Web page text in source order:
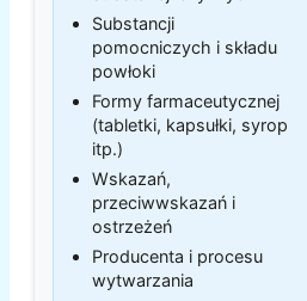
Substancji
pomocniczych i składu
powłoki
Formy farmaceutycznej
(tabletki, kapsułki, syrop
itp.)
Wskazań,
przeciwwskazań i
ostrzeżeń
Producenta i procesu
wytwarzania